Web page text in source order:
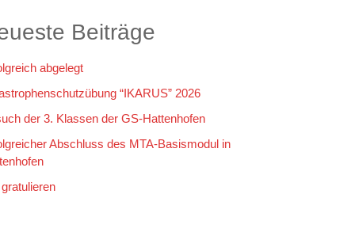
Beiträge
abgelegt
“IKARUS” 2026
der 3. Klassen der GS-Hattenhofen
Abschluss des MTA-Basismodul in